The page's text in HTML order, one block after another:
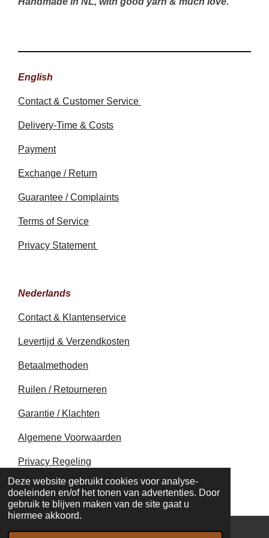
Deze website gebruikt cookies voor analyse-
doeleinden en/of het tonen van advertenties. Door
gebruik te blijven maken van de site gaat u
hiermee akkoord.
English
Contact & Customer Service
Delivery-Time & Costs
Payment
Exchange / Return
Guarantee / Complaints
Terms of Service
Privacy Statement
Nederlands
Contact & Klantenservice
Levertijd & Verzendkosten
Betaalmethoden
Ruilen / Retourneren
Garantie / Klachten
Algemene Voorwaarden
Privacy Regeling
© 2020 - 2026 earthapplecreations.com
Powered byJouwWeb